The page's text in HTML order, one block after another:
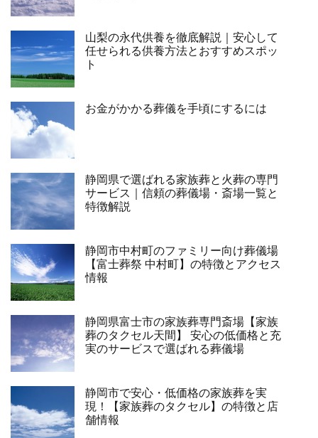
山梨の永代供養を徹底解説｜安心して
任せられる供養方法とおすすめスポッ
ト
お金がかかる葬儀を手頃にするには
静岡県で選ばれる家族葬と火葬の専門
サービス｜信頼の葬儀場・斎場一覧と
特徴解説
静岡市中村町のファミリー向け葬儀場
【富士葬祭 中村町】の特徴とアクセス
情報
静岡県富士市の家族葬専門斎場【家族
葬のタクセル天間】 安心の低価格と充
実のサービスで選ばれる葬儀場
静岡市で安心・低価格の家族葬を実
現！【家族葬のタクセル】の特徴と店
舗情報